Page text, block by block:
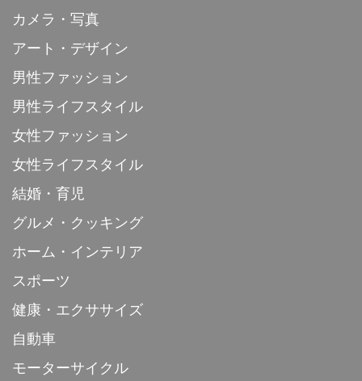
カメラ・写真
アート・デザイン
男性ファッション
男性ライフスタイル
女性ファッション
女性ライフスタイル
結婚・育児
グルメ・クッキング
ホーム・インテリア
スポーツ
健康・エクササイズ
自動車
モーターサイクル